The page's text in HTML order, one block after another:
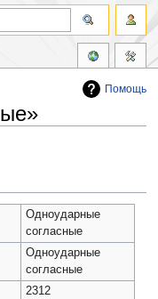
Помощь
Одноударные
согласные
Одноударные
согласные
2312